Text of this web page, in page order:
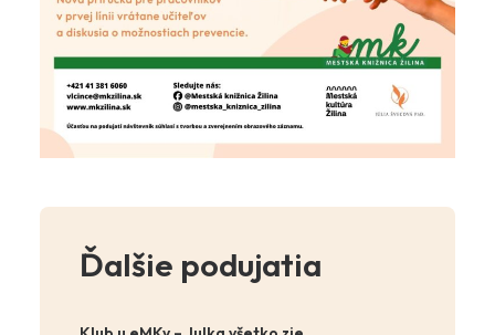
Ďalšie podujatia